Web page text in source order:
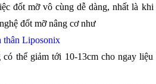
đốt mỡ vô cùng dễ dàng, nhất là khi
đốt mỡ nâng cơ như
thân Liposonix
thể giảm tới 10-13cm cho ngay liệu